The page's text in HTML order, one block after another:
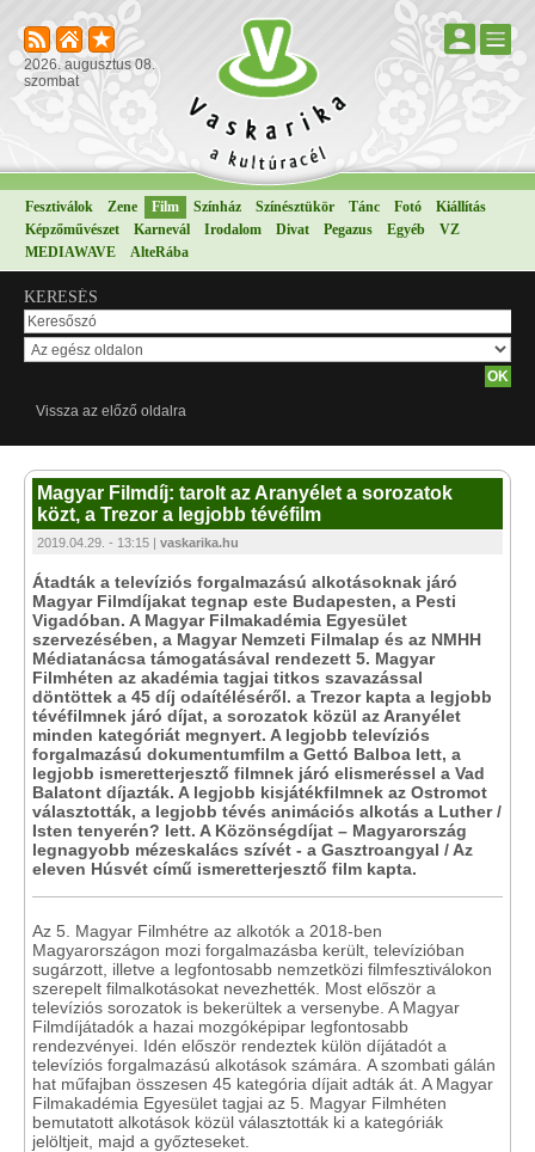
2026. augusztus 08.
szombat
Fesztiválok Zene Film Színház Színésztükör Tánc Fotó
Kiállítás
Képzőművészet
Karnevál Irodalom Divat Pegazus Egyéb
VZ
MEDIAWAVE
AlteRába
KERESÉS
Vissza az előző oldalra
Magyar Filmdíj: tarolt az Aranyélet a sorozatok
közt, a Trezor a legjobb tévéfilm
2019.04.29. - 13:15 | vaskarika.hu
Átadták a televíziós forgalmazású alkotásoknak járó
Magyar Filmdíjakat tegnap este Budapesten, a Pesti
Vigadóban. A Magyar Filmakadémia Egyesület
szervezésében, a Magyar Nemzeti Filmalap és az NMHH
Médiatanácsa támogatásával rendezett 5. Magyar
Filmhéten az akadémia tagjai titkos szavazással
döntöttek a 45 díj odaítéléséről. a Trezor kapta a legjobb
tévéfilmnek járó díjat, a sorozatok közül az Aranyélet
minden kategóriát megnyert. A legjobb televíziós
forgalmazású dokumentumfilm a Gettó Balboa lett, a
legjobb ismeretterjesztő filmnek járó elismeréssel a Vad
Balatont díjazták. A legjobb kisjátékfilmnek az Ostromot
választották, a legjobb tévés animációs alkotás a Luther /
Isten tenyerén? lett. A Közönségdíjat – Magyarország
legnagyobb mézeskalács szívét - a Gasztroangyal / Az
eleven Húsvét című ismeretterjesztő film kapta.
Az 5. Magyar Filmhétre az alkotók a 2018-ben
Magyarországon mozi forgalmazásba került, televízióban
sugárzott, illetve a legfontosabb nemzetközi filmfesztiválokon
szerepelt filmalkotásokat nevezhették. Most először a
televíziós sorozatok is bekerültek a versenybe. A Magyar
Filmdíjátadók a hazai mozgóképipar legfontosabb
rendezvényei. Idén először rendeztek külön díjátadót a
televíziós forgalmazású alkotások számára. A szombati gálán
hat műfajban összesen 45 kategória díjait adták át. A Magyar
Filmakadémia Egyesület tagjai az 5. Magyar Filmhéten
bemutatott alkotások közül választották ki a kategóriák
jelöltjeit, majd a győzteseket.